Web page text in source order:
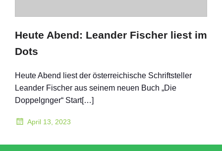
Heute Abend: Leander Fischer liest im
Dots
Heute Abend liest der österreichische Schriftsteller
Leander Fischer aus seinem neuen Buch „Die
Doppelgnger“ Start[…]
April 13, 2023